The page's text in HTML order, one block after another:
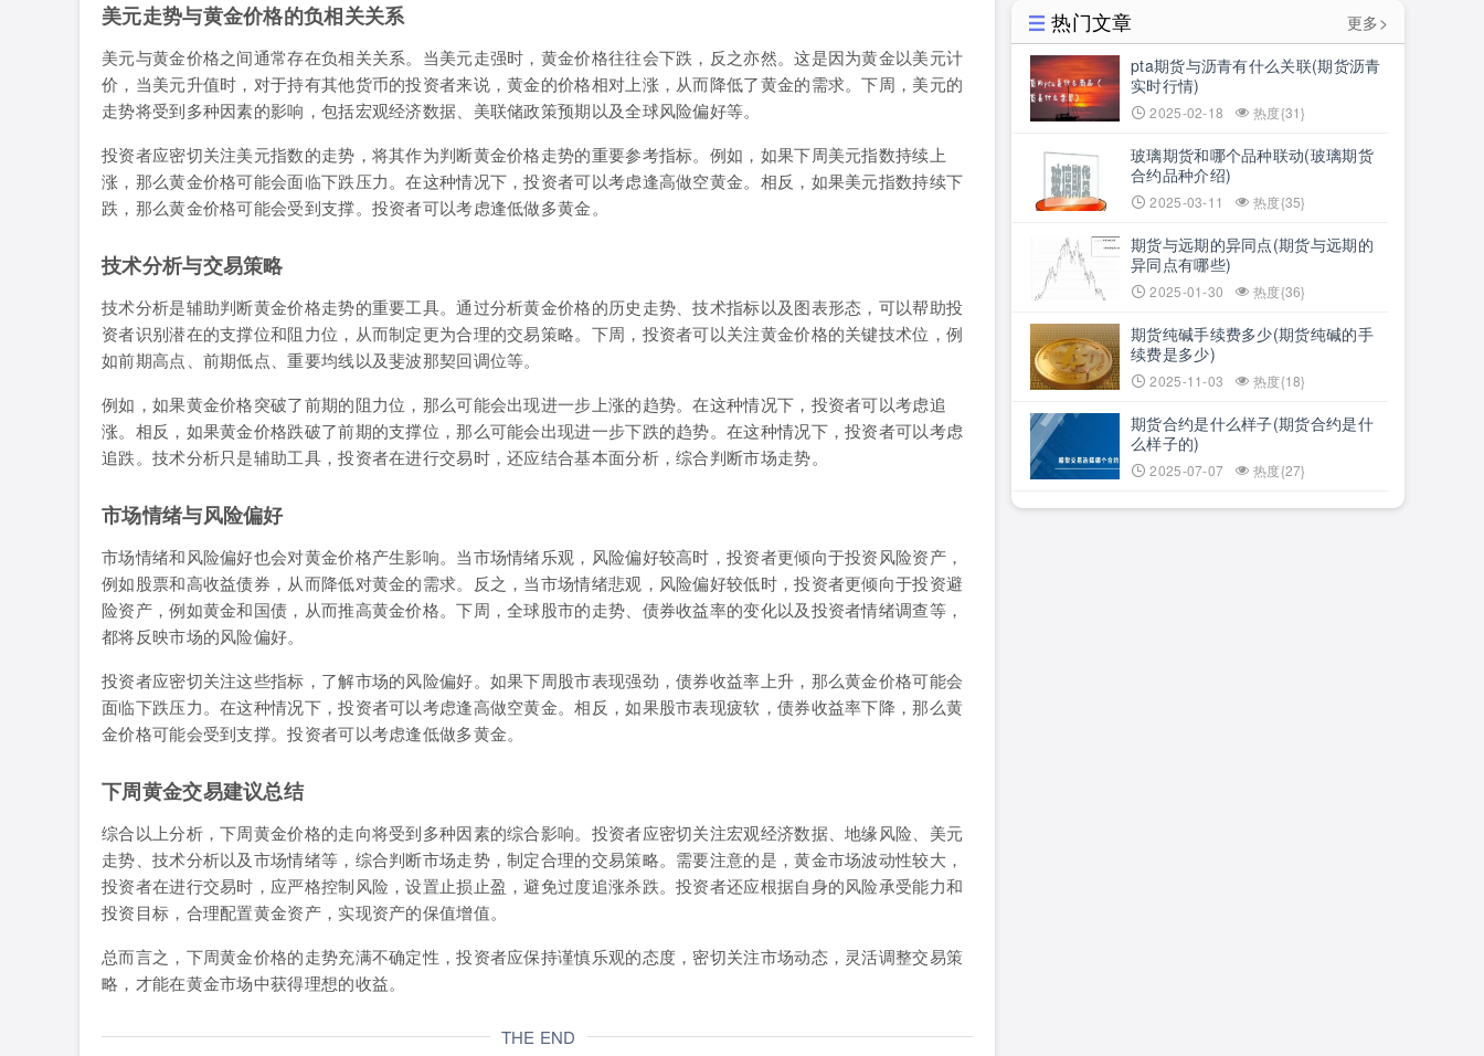
美元走势与黄金价格的负相关关系
美元与黄金价格之间通常存在负相关关系。当美元走强时，黄金价格往往会下跌，反之亦然。这是因为黄金以美元计
价，当美元升值时，对于持有其他货币的投资者来说，黄金的价格相对上涨，从而降低了黄金的需求。下周，美元的
走势将受到多种因素的影响，包括宏观经济数据、美联储政策预期以及全球风险偏好等。
投资者应密切关注美元指数的走势，将其作为判断黄金价格走势的重要参考指标。例如，如果下周美元指数持续上
涨，那么黄金价格可能会面临下跌压力。在这种情况下，投资者可以考虑逢高做空黄金。相反，如果美元指数持续下
跌，那么黄金价格可能会受到支撑。投资者可以考虑逢低做多黄金。
技术分析与交易策略
技术分析是辅助判断黄金价格走势的重要工具。通过分析黄金价格的历史走势、技术指标以及图表形态，可以帮助投
资者识别潜在的支撑位和阻力位，从而制定更为合理的交易策略。下周，投资者可以关注黄金价格的关键技术位，例
如前期高点、前期低点、重要均线以及斐波那契回调位等。
例如，如果黄金价格突破了前期的阻力位，那么可能会出现进一步上涨的趋势。在这种情况下，投资者可以考虑追
涨。相反，如果黄金价格跌破了前期的支撑位，那么可能会出现进一步下跌的趋势。在这种情况下，投资者可以考虑
追跌。技术分析只是辅助工具，投资者在进行交易时，还应结合基本面分析，综合判断市场走势。
市场情绪与风险偏好
市场情绪和风险偏好也会对黄金价格产生影响。当市场情绪乐观，风险偏好较高时，投资者更倾向于投资风险资产，
例如股票和高收益债券，从而降低对黄金的需求。反之，当市场情绪悲观，风险偏好较低时，投资者更倾向于投资避
险资产，例如黄金和国债，从而推高黄金价格。下周，全球股市的走势、债券收益率的变化以及投资者情绪调查等，
都将反映市场的风险偏好。
投资者应密切关注这些指标，了解市场的风险偏好。如果下周股市表现强劲，债券收益率上升，那么黄金价格可能会
面临下跌压力。在这种情况下，投资者可以考虑逢高做空黄金。相反，如果股市表现疲软，债券收益率下降，那么黄
金价格可能会受到支撑。投资者可以考虑逢低做多黄金。
下周黄金交易建议总结
综合以上分析，下周黄金价格的走向将受到多种因素的综合影响。投资者应密切关注宏观经济数据、地缘风险、美元
走势、技术分析以及市场情绪等，综合判断市场走势，制定合理的交易策略。需要注意的是，黄金市场波动性较大，
投资者在进行交易时，应严格控制风险，设置止损止盈，避免过度追涨杀跌。投资者还应根据自身的风险承受能力和
投资目标，合理配置黄金资产，实现资产的保值增值。
总而言之，下周黄金价格的走势充满不确定性，投资者应保持谨慎乐观的态度，密切关注市场动态，灵活调整交易策
略，才能在黄金市场中获得理想的收益。
THE END
热门文章
更多>
pta期货与沥青有什么关联(期货沥青
实时行情)
2025-02-18 热度{31}
玻璃期货和哪个品种联动(玻璃期货
合约品种介绍)
2025-03-11 热度{35}
期货与远期的异同点(期货与远期的
异同点有哪些)
2025-01-30 热度{36}
期货纯碱手续费多少(期货纯碱的手
续费是多少)
2025-11-03 热度{18}
期货合约是什么样子(期货合约是什
么样子的)
2025-07-07 热度{27}